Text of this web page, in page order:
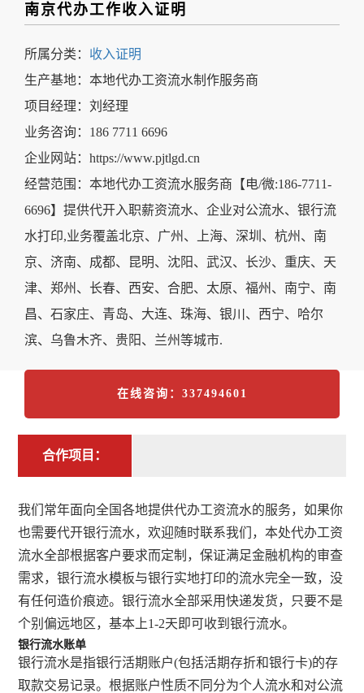
南京代办工作收入证明
所属分类： 收入证明
生产基地：本地代办工资流水制作服务商
项目经理：刘经理
业务咨询：186 7711 6696
企业网站：https://www.pjtlgd.cn
经营范围：本地代办工资流水服务商【电/微:186-7711-
6696】提供代开入职薪资流水、企业对公流水、银行流
水打印,业务覆盖北京、广州、上海、深圳、杭州、南
京、济南、成都、昆明、沈阳、武汉、长沙、重庆、天
津、郑州、长春、西安、合肥、太原、福州、南宁、南
昌、石家庄、青岛、大连、珠海、银川、西宁、哈尔
滨、乌鲁木齐、贵阳、兰州等城市.
在线咨询：337494601
合作项目：
我们常年面向全国各地提供代办工资流水的服务，如果你
也需要代开银行流水，欢迎随时联系我们，本处代办工资
流水全部根据客户要求而定制，保证满足金融机构的审查
需求，银行流水模板与银行实地打印的流水完全一致，没
有任何造价痕迹。银行流水全部采用快递发货，只要不是
个别偏远地区，基本上1-2天即可收到银行流水。
银行流水账单
银行流水是指银行活期账户(包括活期存折和银行卡)的存
取款交易记录。根据账户性质不同分为个人流水和对公流